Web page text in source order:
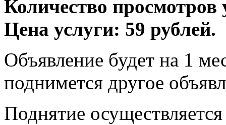
Количество просмотров
Цена услуги: 59 рублей.
Объявление будет на 1
поднимется другое
Поднятие